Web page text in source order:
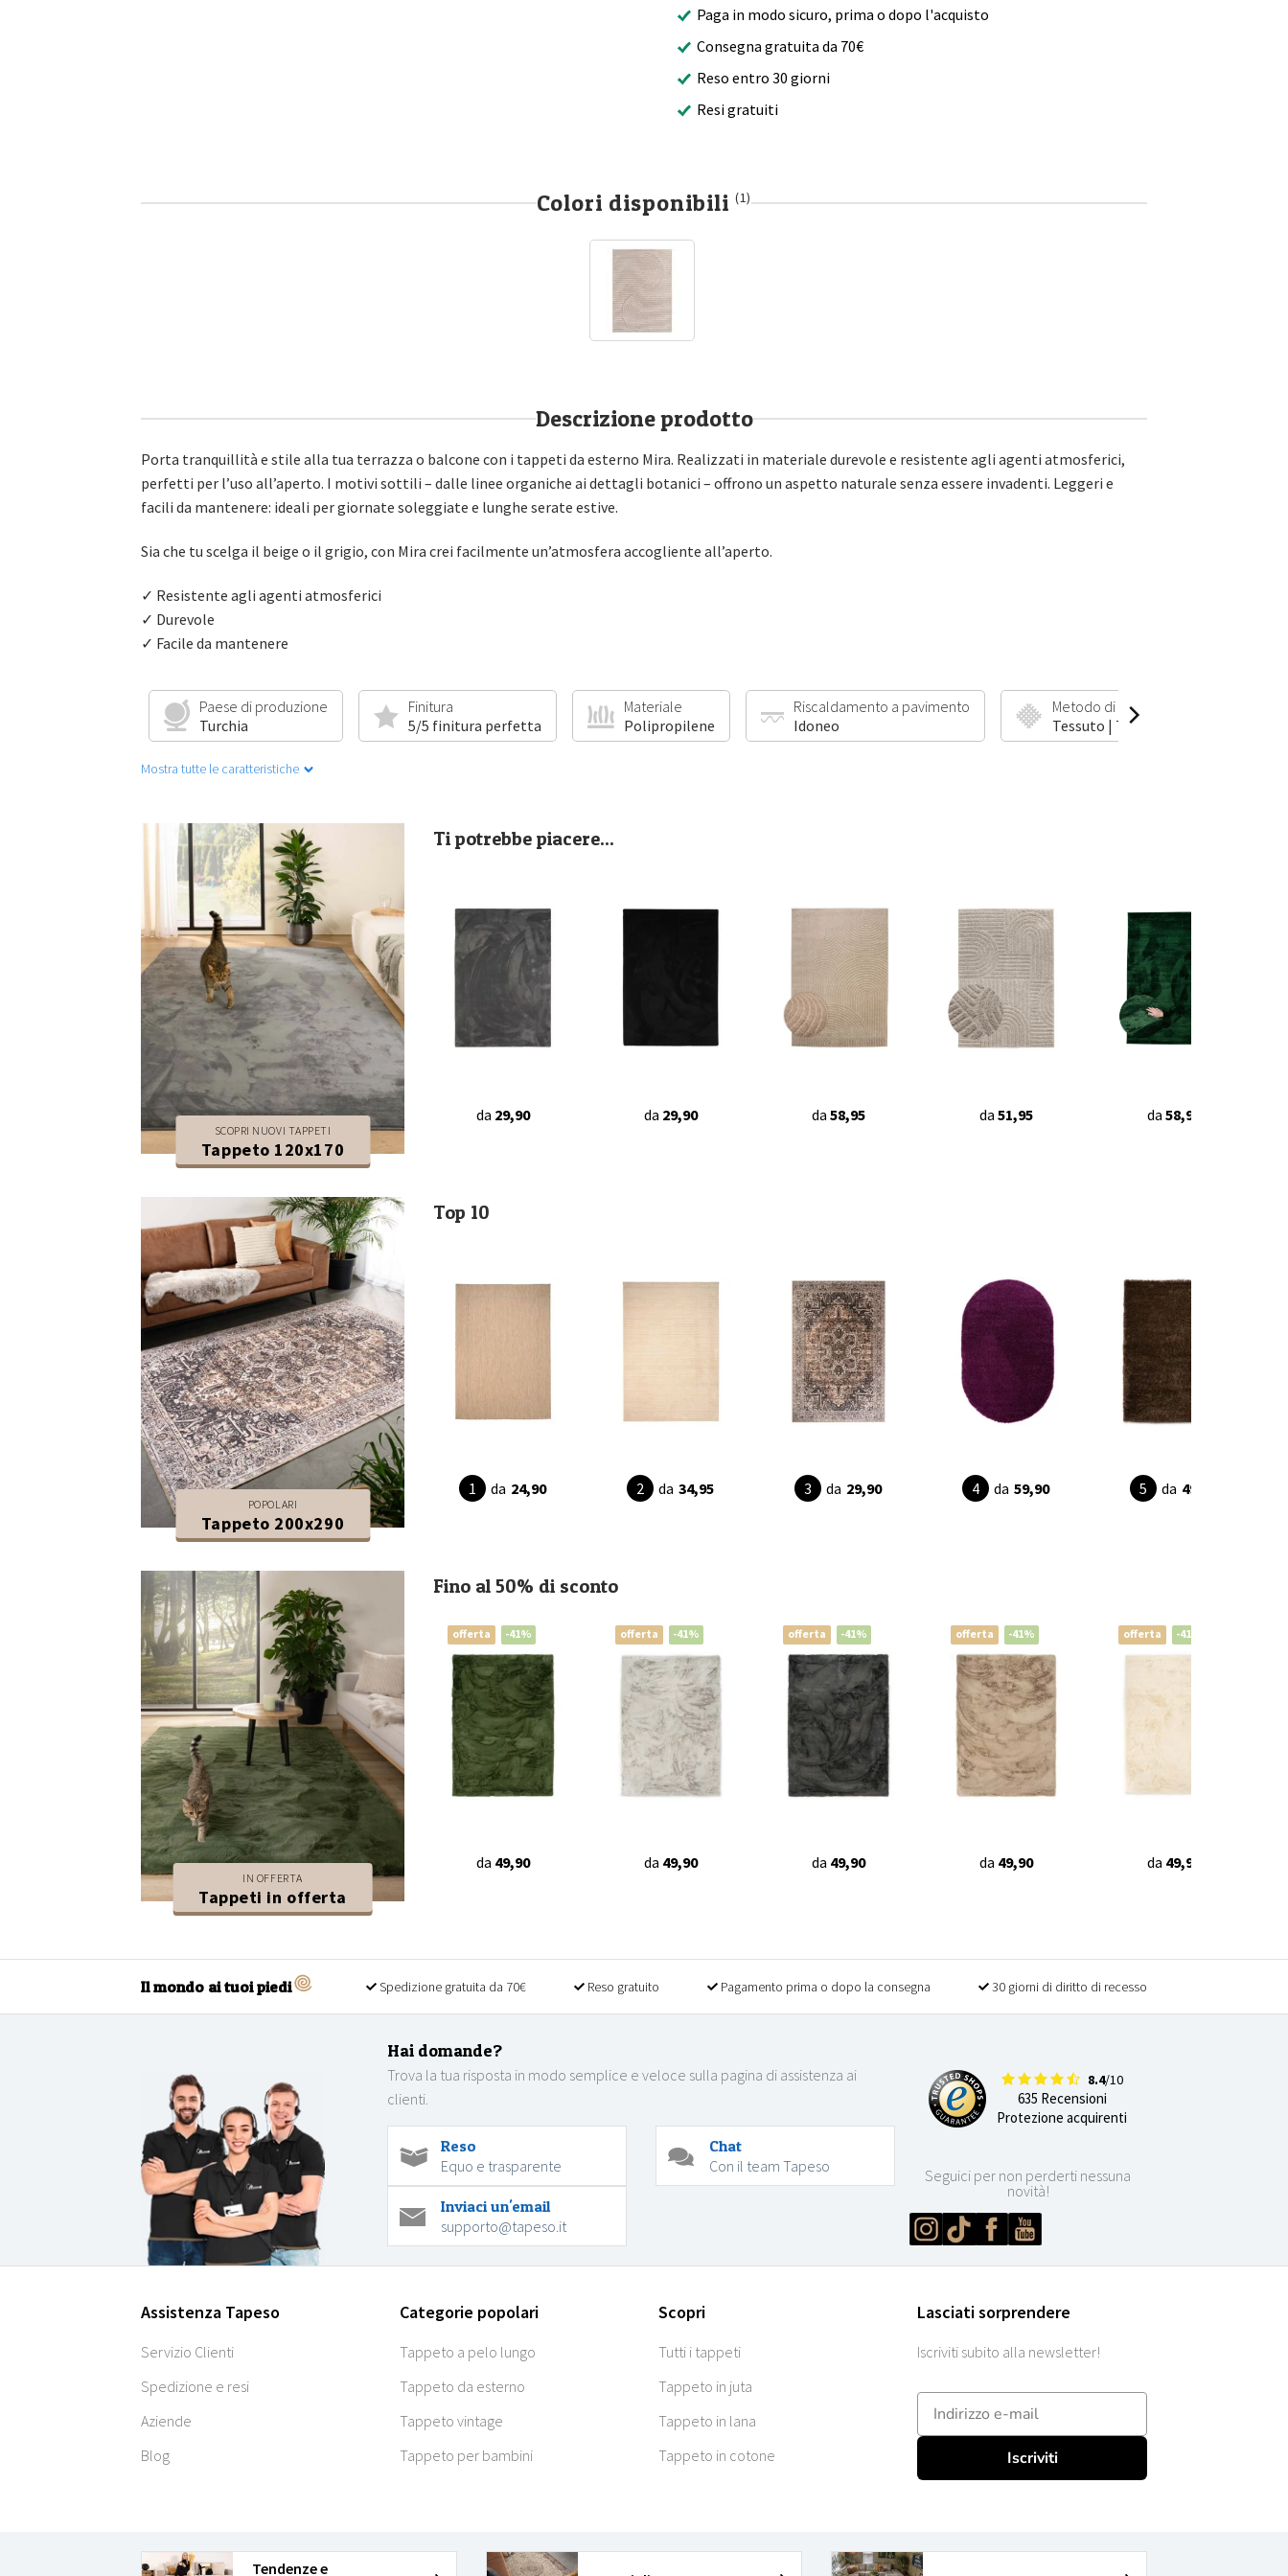
Paga in modo sicuro, prima o dopo l'acquisto
Consegna gratuita da 70€
Reso entro 30 giorni
Resi gratuiti
Colori disponibili (1)
Descrizione prodotto
Porta tranquillità e stile alla tua terrazza o balcone con i tappeti da esterno Mira. Realizzati in materiale durevole e resistente agli agenti atmosferici,
perfetti per l’uso all’aperto. I motivi sottili – dalle linee organiche ai dettagli botanici – offrono un aspetto naturale senza essere invadenti. Leggeri e
facili da mantenere: ideali per giornate soleggiate e lunghe serate estive.
Sia che tu scelga il beige o il grigio, con Mira crei facilmente un’atmosfera accogliente all’aperto.
✓ Resistente agli agenti atmosferici
✓ Durevole
✓ Facile da mantenere
Paese di produzione
Turchia
Finitura
5/5 finitura perfetta
Materiale
Polipropilene
Riscaldamento a pavimento
Idoneo
Metodo di produzione
Tessuto | Tessuto piatto
Mostra tutte le caratteristiche
SCOPRI NUOVI TAPPETI
Tappeto 120x170
Ti potrebbe piacere...
da 29,90 da 29,90 da 58,95 da 51,95 da 58,95
POPOLARI
Tappeto 200x290
Top 10
da 24,90 da 34,95 da 29,90 da 59,90 da 49,90
IN OFFERTA
Tappeti in offerta
Fino al 50% di sconto
offerta -41%
da 49,90
offerta -41%
da 49,90
offerta -41%
da 49,90
offerta -41%
da 49,90
offerta -41%
da 49,90
Il mondo ai tuoi piedi Spedizione gratuita da 70€ Reso gratuito Pagamento prima o dopo la consegna 30 giorni di diritto di recesso
Hai domande?
Trova la tua risposta in modo semplice e veloce sulla pagina di assistenza ai
clienti.
Reso
Equo e trasparente
Chat
Con il team Tapeso
Inviaci un'email
supporto@tapeso.it
8.4/10
635 Recensioni
Protezione acquirenti
Seguici per non perderti nessuna
novità!
Assistenza Tapeso
Servizio Clienti
Spedizione e resi
Aziende
Blog
Categorie popolari
Tappeto a pelo lungo
Tappeto da esterno
Tappeto vintage
Tappeto per bambini
Scopri
Tutti i tappeti
Tappeto in juta
Tappeto in lana
Tappeto in cotone
Lasciati sorprendere
Iscriviti subito alla newsletter!
E-mailadres
Iscriviti
Tendenze e